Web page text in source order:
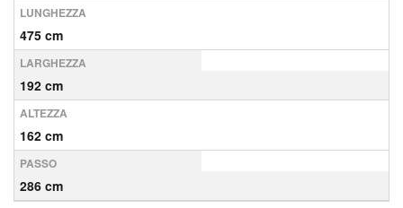
LUNGHEZZA
475 cm
LARGHEZZA
192 cm
ALTEZZA
162 cm
PASSO
286 cm